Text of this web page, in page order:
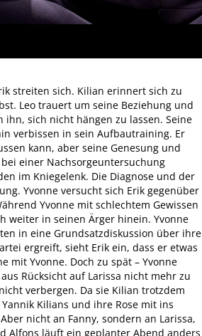
streiten sich. Kilian erinnert sich zu
Leo trauert um seine Beziehung und
sich nicht hängen zu lassen. Seine
verbissen in sein Aufbautraining. Er
kann, aber seine Genesung und
einer Nachsorgeuntersuchung
im Kniegelenk. Die Diagnose und der
Yvonne versucht sich Erik gegenüber
Yvonne mit schlechtem Gewissen
weiter in seinen Ärger hinein. Yvonne
in eine Grundsatzdiskussion über ihre
ergreift, sieht Erik ein, dass er etwas
mit Yvonne. Doch zu spät – Yvonne
Rücksicht auf Larissa nicht mehr zu
verbergen. Da sie Kilian trotzdem
Kilians und ihre Rose mit ins
nicht an Fanny, sondern an Larissa,
Alfons läuft ein geplanter Abend anders